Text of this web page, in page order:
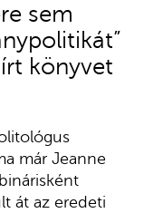
sem
könyvet
már Jeanne
át az eredeti